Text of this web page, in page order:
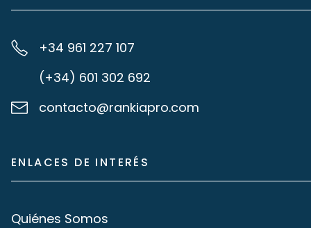
+34 961 227 107
(+34) 601 302 692
contacto@rankiapro.com
ENLACES DE INTERÉS
Quiénes Somos